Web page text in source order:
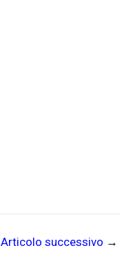
Articolo successivo →